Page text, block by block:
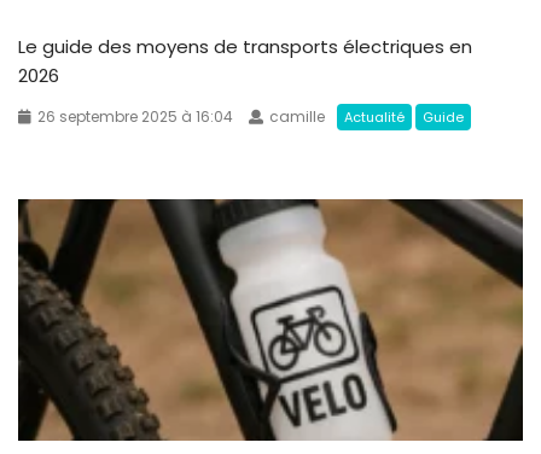
Le guide des moyens de transports électriques en
2026
26 septembre 2025 à 16:04 camille Actualité Guide